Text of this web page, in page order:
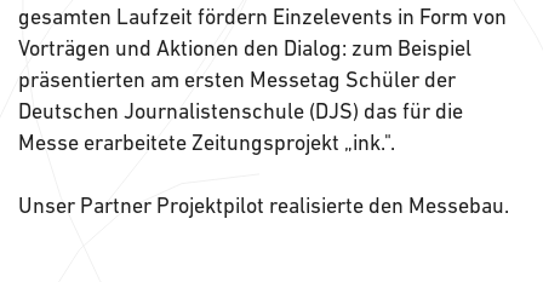
gesamten Laufzeit fördern Einzelevents in Form von
Vorträgen und Aktionen den Dialog: zum Beispiel
präsentierten am ersten Messetag Schüler der
Deutschen Journalistenschule (DJS) das für die
Messe erarbeitete Zeitungsprojekt „ink.".
Unser Partner Projektpilot realisierte den Messebau.